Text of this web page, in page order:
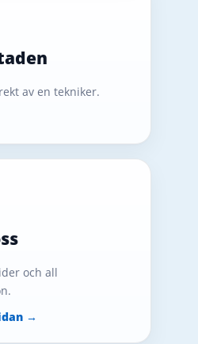
av en tekniker.
och all
→